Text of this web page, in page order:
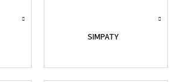
SIMPATY